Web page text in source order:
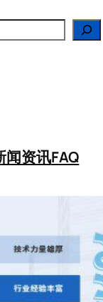
闻资讯FAQ